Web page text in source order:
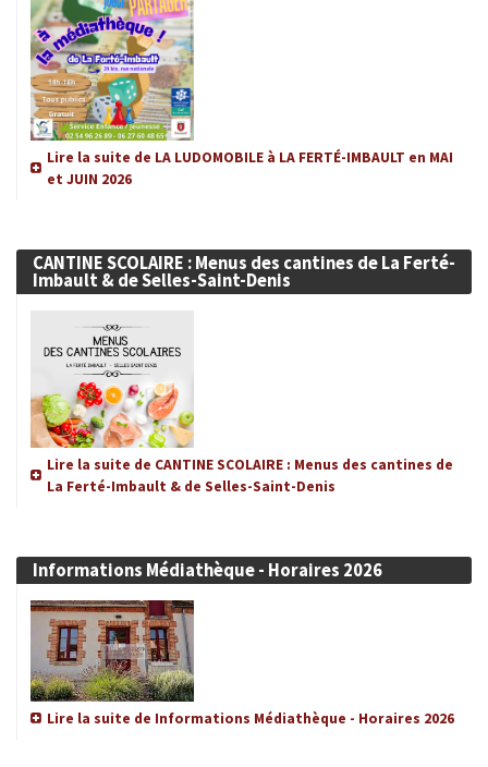
Lire la suite de LA LUDOMOBILE à LA FERTÉ-IMBAULT en MAI
et JUIN 2026
CANTINE SCOLAIRE : Menus des cantines de La Ferté-
Imbault & de Selles-Saint-Denis
Lire la suite de CANTINE SCOLAIRE : Menus des cantines de
La Ferté-Imbault & de Selles-Saint-Denis
Informations Médiathèque - Horaires 2026
Lire la suite de Informations Médiathèque - Horaires 2026